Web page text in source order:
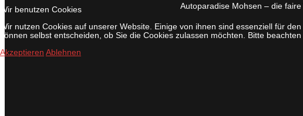
Autoparadise Mohsen – die
Wir benutzen Cookies
Wir nutzen Cookies auf unserer Website. Einige von ihnen sind essenziell für
können selbst entscheiden, ob Sie die Cookies zulassen möchten. Bitte
Akzeptieren Ablehnen